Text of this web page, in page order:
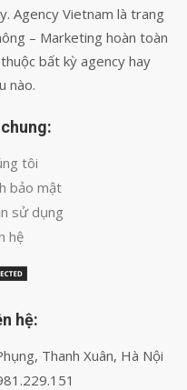
Agency Vietnam là trang
– Marketing hoàn toàn
bất kỳ agency hay
nào.
tôi
bảo mật
sử dụng
hệ
hệ:
Thanh Xuân, Hà Nội